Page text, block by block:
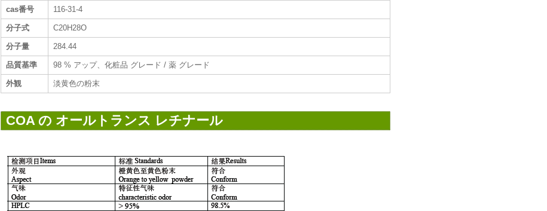
cas番号 116-31-4
分子式 C20H28O
分子量 284.44
品質基準 98 % アップ、化粧品 グレード / 薬 グレード
外観 淡黄色の粉末
COA の オールトランス レチナール